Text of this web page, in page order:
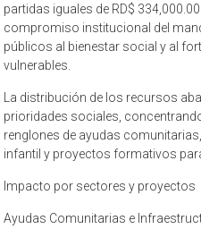
partidas iguales de RD$
compromiso institucional del
públicos al bienestar social y al
vulnerables.
La distribución de los recursos
prioridades sociales,
renglones de ayudas
infantil y proyectos formativos
Impacto por sectores y proyectos
Ayudas Comunitarias e